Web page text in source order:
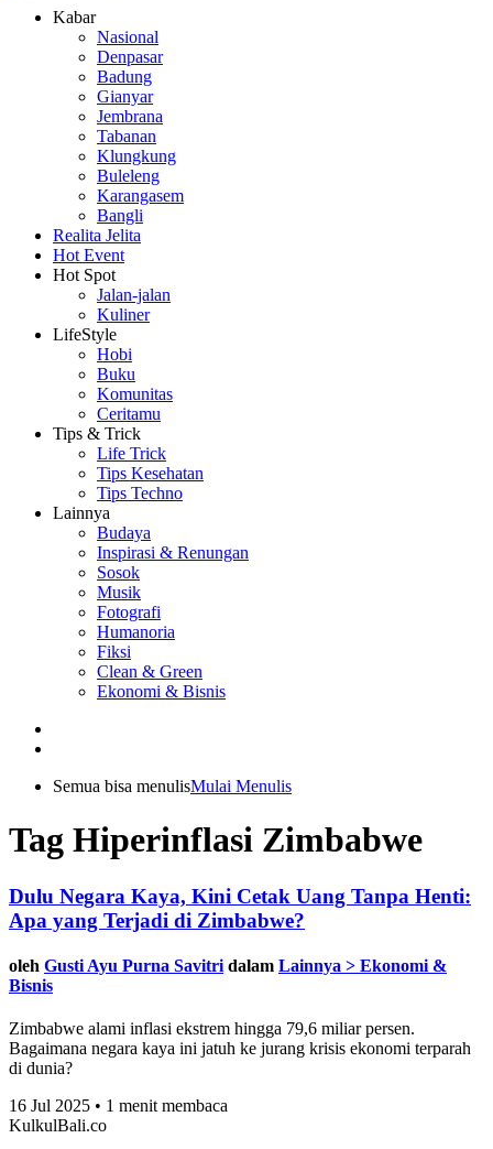
Kabar
Nasional
Denpasar
Badung
Gianyar
Jembrana
Tabanan
Klungkung
Buleleng
Karangasem
Bangli
Realita Jelita
Hot Event
Hot Spot
Jalan-jalan
Kuliner
LifeStyle
Hobi
Buku
Komunitas
Ceritamu
Tips & Trick
Life Trick
Tips Kesehatan
Tips Techno
Lainnya
Budaya
Inspirasi & Renungan
Sosok
Musik
Fotografi
Humanoria
Fiksi
Clean & Green
Ekonomi & Bisnis
Semua bisa menulisMulai Menulis
Tag Hiperinflasi Zimbabwe
Dulu Negara Kaya, Kini Cetak Uang Tanpa Henti:
Apa yang Terjadi di Zimbabwe?
oleh Gusti Ayu Purna Savitri dalam Lainnya > Ekonomi &
Bisnis
Zimbabwe alami inflasi ekstrem hingga 79,6 miliar persen.
Bagaimana negara kaya ini jatuh ke jurang krisis ekonomi terparah
di dunia?
16 Jul 2025 • 1 menit membaca
KulkulBali.co